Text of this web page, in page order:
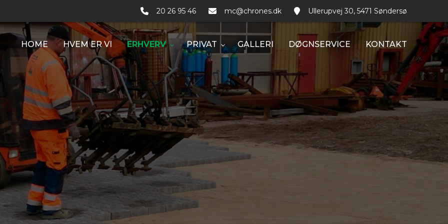
20 26 95 46 mc@chrones.dk Ullerupvej 30, 5471 Søndersø
HOME HVEM ER VI ERHVERV PRIVAT GALLERI DØGNSERVICE KONTAKT